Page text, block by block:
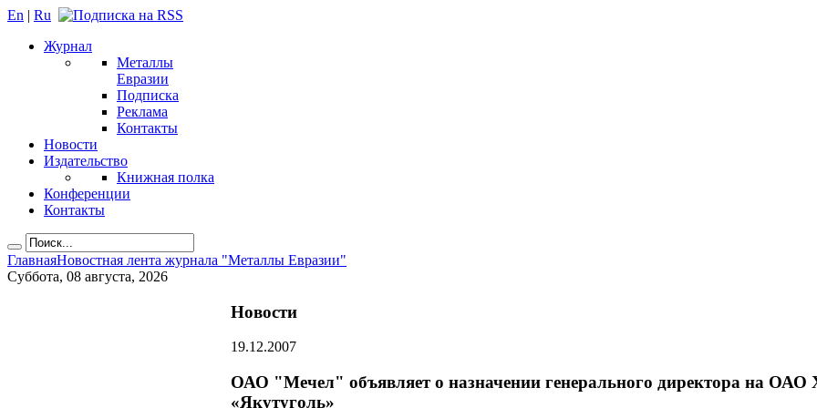
En | Ru
Журнал
Металлы
Евразии
Подписка
Реклама
Контакты
Новости
Издательство
Книжная полка
Конференции
Контакты
ГлавнаяНовостная лента журнала "Металлы Евразии"
Суббота, 08 августа, 2026
Новости
19.12.2007
ОАО "Мечел" объявляет о назначении генерального директора на ОАО
«Якутуголь»